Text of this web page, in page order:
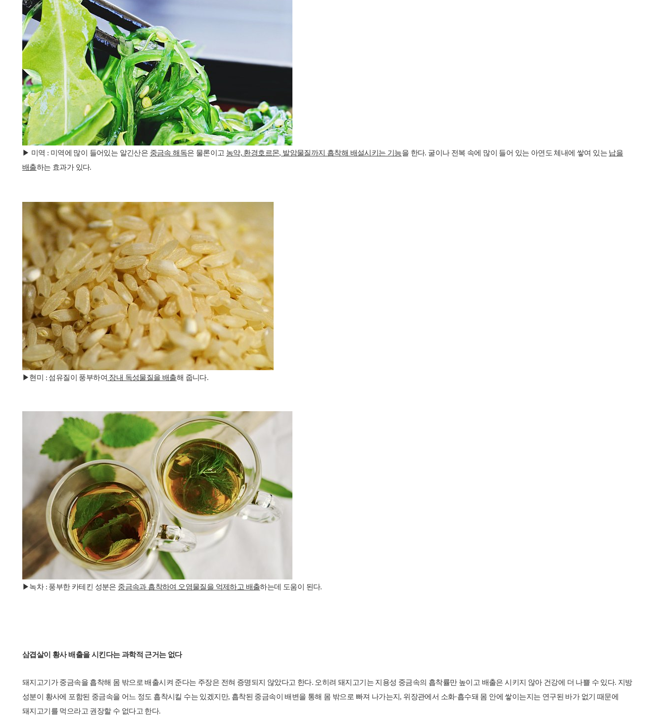
▶ 미역 : 미역에 많이 들어있는 알긴산은 중금속 해독은 물론이고 농약, 환경호르몬, 발암물질까지 흡착해 배설시키는 기능을 한다. 굴이나 전복 속에 많이 들어 있는 아연도 체내에 쌓여 있는 납을
배출하는 효과가 있다.
▶현미 : 섬유질이 풍부하여 장내 독성물질을 배출해 줍니다.
▶녹차 : 풍부한 카테킨 성분은 중금속과 흡착하여 오염물질을 억제하고 배출하는데 도움이 된다.
삼겹살이 황사 배출을 시킨다는 과학적 근거는 없다
돼지고기가 중금속을 흡착해 몸 밖으로 배출시켜 준다는 주장은 전혀 증명되지 않았다고 한다. 오히려 돼지고기는 지용성 중금속의 흡착률만 높이고 배출은 시키지 않아 건강에 더 나쁠 수 있다. 지방
성분이 황사에 포함된 중금속을 어느 정도 흡착시킬 수는 있겠지만, 흡착된 중금속이 배변을 통해 몸 밖으로 빠져 나가는지, 위장관에서 소화·흡수돼 몸 안에 쌓이는지는 연구된 바가 없기 때문에
돼지고기를 먹으라고 권장할 수 없다고 한다.